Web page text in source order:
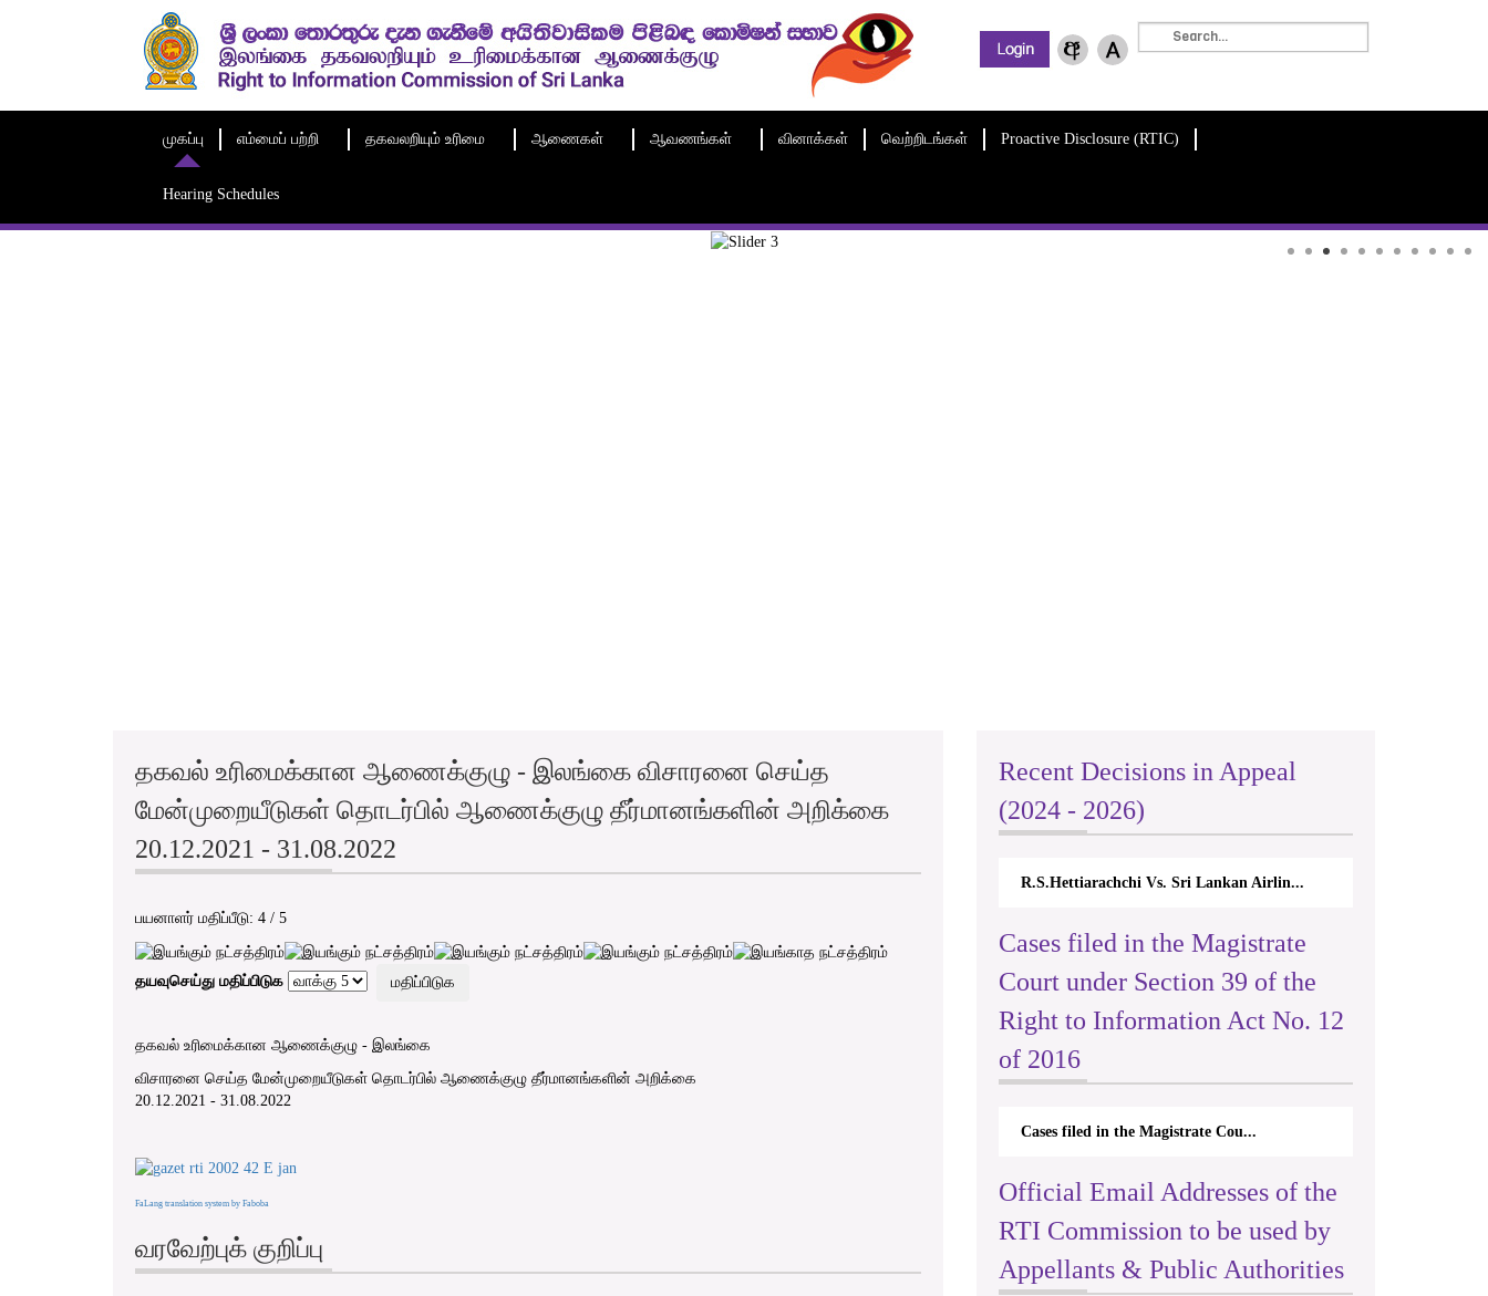
முகப்பு எம்மைப் பற்றி தகவலறியும் உரிமை ஆணைகள் ஆவணங்கள் வினாக்கள் வெற்றிடங்கள் Proactive Disclosure (RTIC)
Hearing Schedules
தகவல் உரிமைக்கான ஆணைக்குழு - இலங்கை விசாரனை செய்த
மேன்முறையீடுகள் தொடர்பில் ஆணைக்குழு தீர்மானங்களின் அறிக்கை
20.12.2021 - 31.08.2022
பயனாளர் மதிப்பீடு: 4 / 5
தயவுசெய்து மதிப்பிடுக
தகவல் உரிமைக்கான ஆணைக்குழு - இலங்கை
விசாரனை செய்த மேன்முறையீடுகள் தொடர்பில் ஆணைக்குழு தீர்மானங்களின் அறிக்கை
20.12.2021 - 31.08.2022
FaLang translation system by Faboba
வரவேற்புக் குறிப்பு
Recent Decisions in Appeal
(2024 - 2026)
R.S.Hettiarachchi Vs. Sri Lankan Airlin...
Cases filed in the Magistrate
Court under Section 39 of the
Right to Information Act No. 12
of 2016
Cases filed in the Magistrate Cou...
Official Email Addresses of the
RTI Commission to be used by
Appellants & Public Authorities